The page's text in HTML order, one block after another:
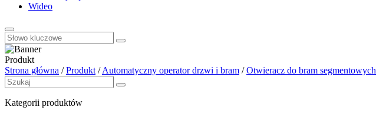
Wideo
Produkt
Strona główna /Produkt /Automatyczny operator drzwi i bram /Otwieracz do bram segmentowych
Kategorii produktów